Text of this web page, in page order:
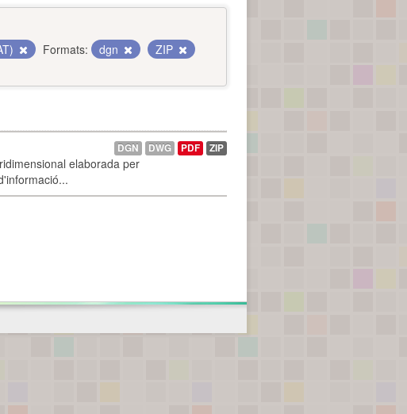
Formats: dgn
ZIP
elaborada per
DGN DWG PDF ZIP